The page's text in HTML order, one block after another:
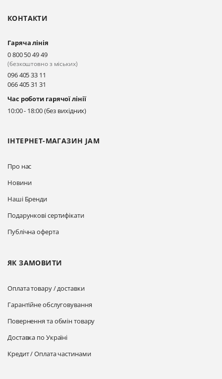
ІНТЕРНЕТ-МАГАЗИН JAM
Про нас
Новини
Наші Бренди
Подарункові сертифікати
Публічна оферта
ЯК ЗАМОВИТИ
Оплата товару / доставки
Гарантійне обслуговування
Повернення та обмін товару
Доставка по Україні
Кредит / Оплата частинами
КОНТАКТИ
Гаряча лінія
0 800 50 49 49
(безкоштовно з міських)
096 405 33 11
066 405 31 31
Час роботи гарячої лінії
10:00 - 18:00 (без вихідних)